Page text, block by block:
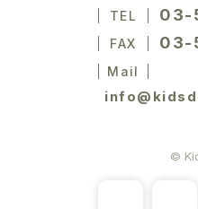
TEL 03-
FAX 03-
Mail
©